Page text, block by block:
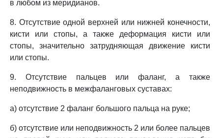
в любом из меридианов.
8. Отсутствие одной верхней или нижней конечности,
кисти или стопы, а также деформация кисти или
стопы, значительно затрудняющая движение кисти
или стопы.
9. Отсутствие пальцев или фаланг, а также
неподвижность в межфаланговых суставах:
а) отсутствие 2 фаланг большого пальца на руке;
б) отсутствие или неподвижность 2 или более пальцев